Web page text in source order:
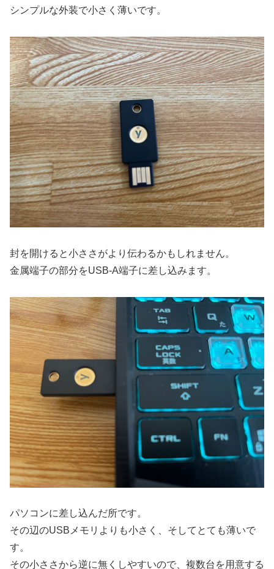
シンプルな外装で小さく薄いです。
封を開けると小ささがより伝わるかもしれません。
金属端子の部分をUSB-A端子に差し込みます。
パソコンに差し込んだ所です。
その辺のUSBメモリよりも小さく、そしてとても薄いで
す。
その小ささから逆に無くしやすいので、複数台を用意する